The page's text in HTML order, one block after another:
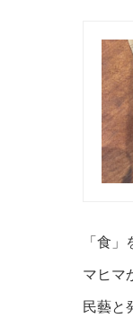
「食
マヒマ
民藝と